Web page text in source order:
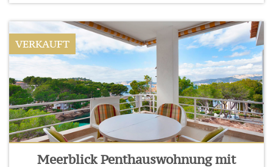
VERKAUFT
Meerblick Penthauswohnung mit